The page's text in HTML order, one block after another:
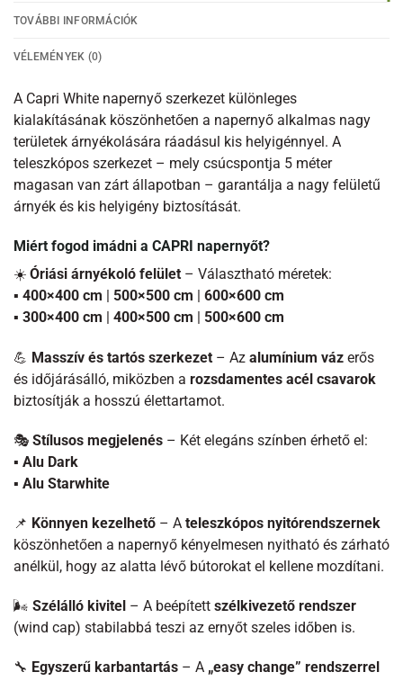
TOVÁBBI INFORMÁCIÓK
VÉLEMÉNYEK (0)
A Capri White napernyő szerkezet különleges
kialakításának köszönhetően a napernyő alkalmas nagy
területek árnyékolására ráadásul kis helyigénnyel. A
teleszkópos szerkezet – mely csúcspontja 5 méter
magasan van zárt állapotban – garantálja a nagy felületű
árnyék és kis helyigény biztosítását.
Miért fogod imádni a CAPRI napernyőt?
☀️ Óriási árnyékoló felület – Választható méretek:
▪ 400×400 cm 500×500 cm
600×600 cm
▪ 300×400 cm 400×500 cm 500×600 cm
💪 Masszív és tartós szerkezet – Az alumínium váz erős
és időjárásálló, miközben a rozsdamentes acél csavarok
biztosítják a hosszú élettartamot.
🎭 Stílusos megjelenés – Két elegáns színben érhető el:
▪ Alu Dark
▪ Alu Starwhite
📌 Könnyen kezelhető – A teleszkópos nyitórendszernek
köszönhetően a napernyő kényelmesen nyitható és zárható
anélkül, hogy az alatta lévő bútorokat el kellene mozdítani.
🌬 Szélálló kivitel – A beépített szélkivezető rendszer
(wind cap) stabilabbá teszi az ernyőt szeles időben is.
🔧 Egyszerű karbantartás – A „easy change” rendszerrel